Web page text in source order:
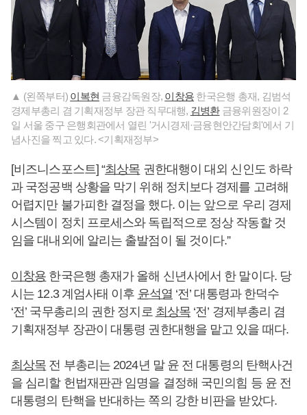
▲ (왼쪽부터) 이복현 금융감독원장, 이창용 한국은행 총재, 김범석
경제부총리 겸 기획재정부 장관 직무대행, 김병환금융위원장이 2
일 서울 중구 은행회관에서 열린 '거시경제·금융현안간담회'에서 기
념사진을 찍고 있다. <기획재정부>
[비즈니스포스트] “최상목 권한대행이 대외 신인도 하락
과 국정공백 상황을 막기 위해 정치보다 경제를 고려해
어렵지만 불가피한 결정을 했다. 이는 앞으로 우리 경제
시스템이 정치 프로세스와 독립적으로 정상 작동할 것
임을 대내외에 알리는 출발점이 될 것이다.”
이창용 한국은행 총재가 올해 신년사에서 한 말이다. 당
시는 12.3 계엄사태 이후 윤석열 ‘전’ 대통령과 한덕수
‘전’ 국무총리의 권한 정지로 최상목 ‘전’ 경제부총리 겸
기획재정부 장관이 대통령 권한대행을 맡고 있을 때다.
최상목 전 부총리는 2024년 말 윤 전 대통령의 탄핵사건
을 심리할 헌법재판관 임명을 결정해 국민의힘 등 윤 전
대통령의 탄핵을 반대하는 쪽의 강한 비판을 받았다.